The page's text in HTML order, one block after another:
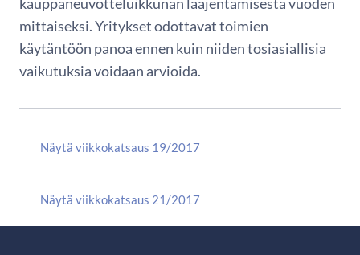
mittaiseksi. Yritykset odottavat toimien
käytäntöön panoa ennen kuin niiden tosiasiallisia
vaikutuksia voidaan arvioida.
Näytä viikkokatsaus 19/2017
Näytä viikkokatsaus 21/2017